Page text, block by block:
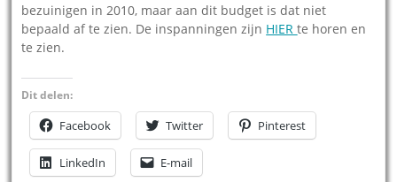
bezuinigen in 2010, maar aan dit budget is dat niet
bepaald af te zien. De inspanningen zijn HIERte horen en
te zien.
Dit delen:
Facebook Twitter Pinterest
LinkedIn E-mail